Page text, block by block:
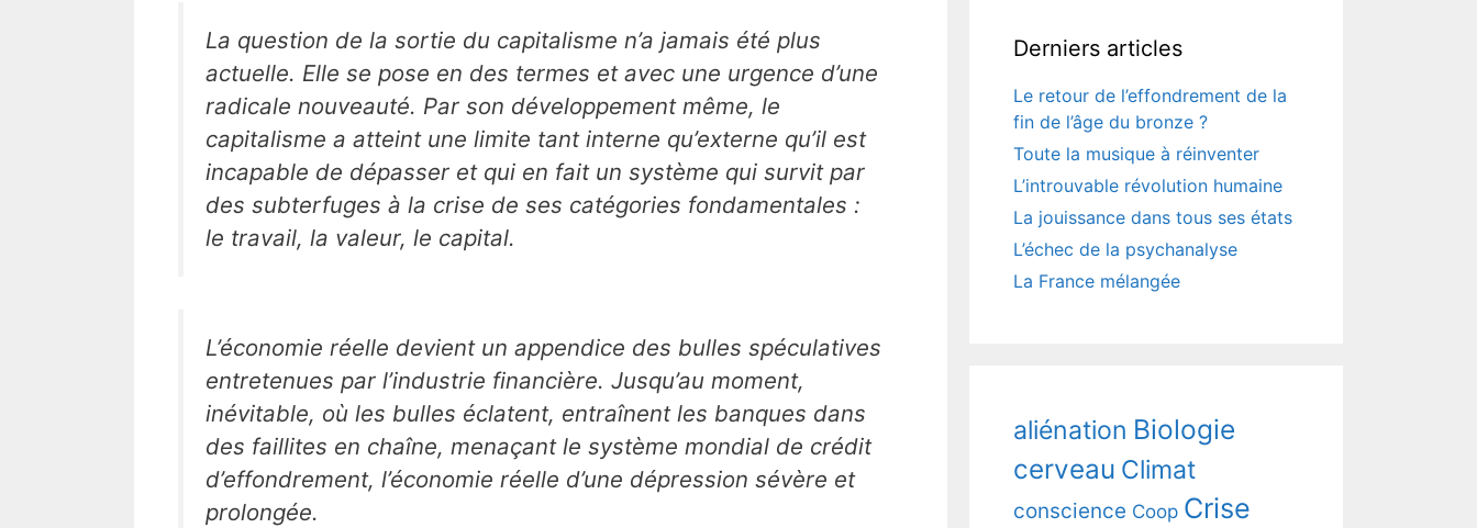
La question de la sortie du capitalisme n’a jamais été plus
actuelle. Elle se pose en des termes et avec une urgence d’une
radicale nouveauté. Par son développement même, le
capitalisme a atteint une limite tant interne qu’externe qu’il est
incapable de dépasser et qui en fait un système qui survit par
des subterfuges à la crise de ses catégories fondamentales :
le travail, la valeur, le capital.
L’économie réelle devient un appendice des bulles spéculatives
entretenues par l’industrie financière. Jusqu’au moment,
inévitable, où les bulles éclatent, entraînent les banques dans
des faillites en chaîne, menaçant le système mondial de crédit
d’effondrement, l’économie réelle d’une dépression sévère et
prolongée.
Derniers articles
Le retour de l’effondrement de la
fin de l’âge du bronze ?
Toute la musique à réinventer
L’introuvable révolution humaine
La jouissance dans tous ses états
L’échec de la psychanalyse
La France mélangée
aliénation Biologie
cerveau Climat
conscience Coop Crise